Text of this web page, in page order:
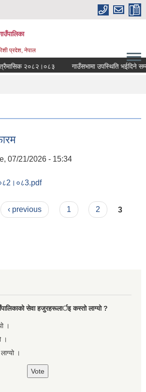
प्रदेश, नेपाल
२०८२।०८३ गाउँसभामा उपस्थिति भईदिने
07/21/2026 - 15:34
‹ previous 1 2 3
सेवा हजुरहरूलार्इ कस्तो लाग्यो ?
।
।
।